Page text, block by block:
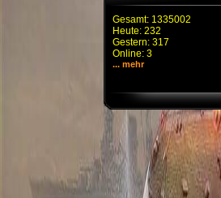
Gesamt: 1335002
Heute: 232
Gestern: 317
Online: 3
... mehr